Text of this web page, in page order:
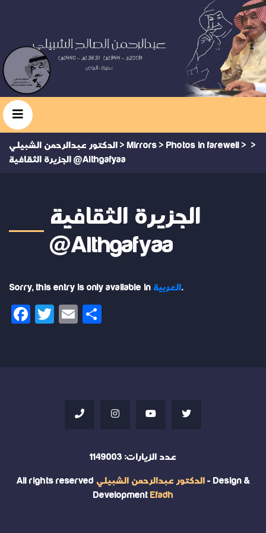
الدكتور عبدالرحمن الشبيلي > Mirrors > Photos in farewell > >
الجزيرة الثقافية @Althgafyaa
الجزيرة الثقافية
@Althgafyaa
Sorry, this entry is only available in العربية .
Facebook
Twitter
Email
عدد الزيارات: 1149003
All rights reserved الدكتور عبدالرحمن الشبيلي - Design &
Development Efadh